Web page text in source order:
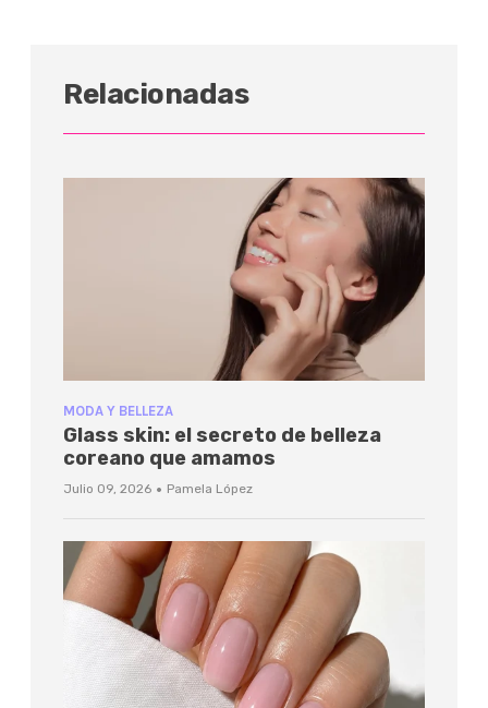
Relacionadas
MODA Y BELLEZA
Glass skin: el secreto de belleza
coreano que amamos
Julio 09, 2026 · Pamela López